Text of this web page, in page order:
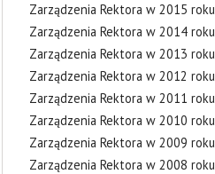
Zarządzenia Rektora w 2015 roku
Zarządzenia Rektora w 2014 roku
Zarządzenia Rektora w 2013 roku
Zarządzenia Rektora w 2012 roku
Zarządzenia Rektora w 2011 roku
Zarządzenia Rektora w 2010 roku
Zarządzenia Rektora w 2009 roku
Zarządzenia Rektora w 2008 roku